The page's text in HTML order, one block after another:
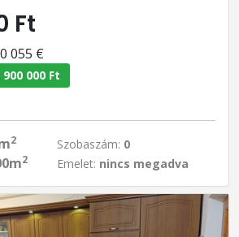
Ft
055 €
000 Ft
2
2
Szobaszám: 0
Emelet: nincs megadva